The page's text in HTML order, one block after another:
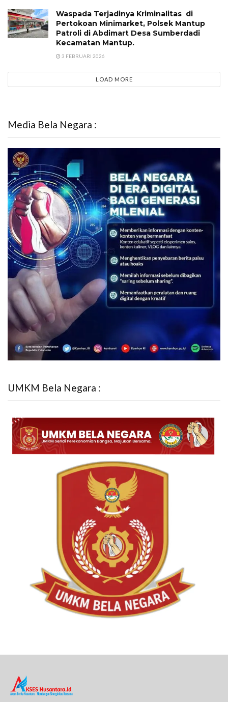
Waspada Terjadinya Kriminalitas di
Pertokoan Minimarket, Polsek Mantup
Patroli di Abdimart Desa Sumberdadi
Kecamatan Mantup.
3 FEBRUARI 2026
LOAD MORE
Media Bela Negara :
UMKM Bela Negara :